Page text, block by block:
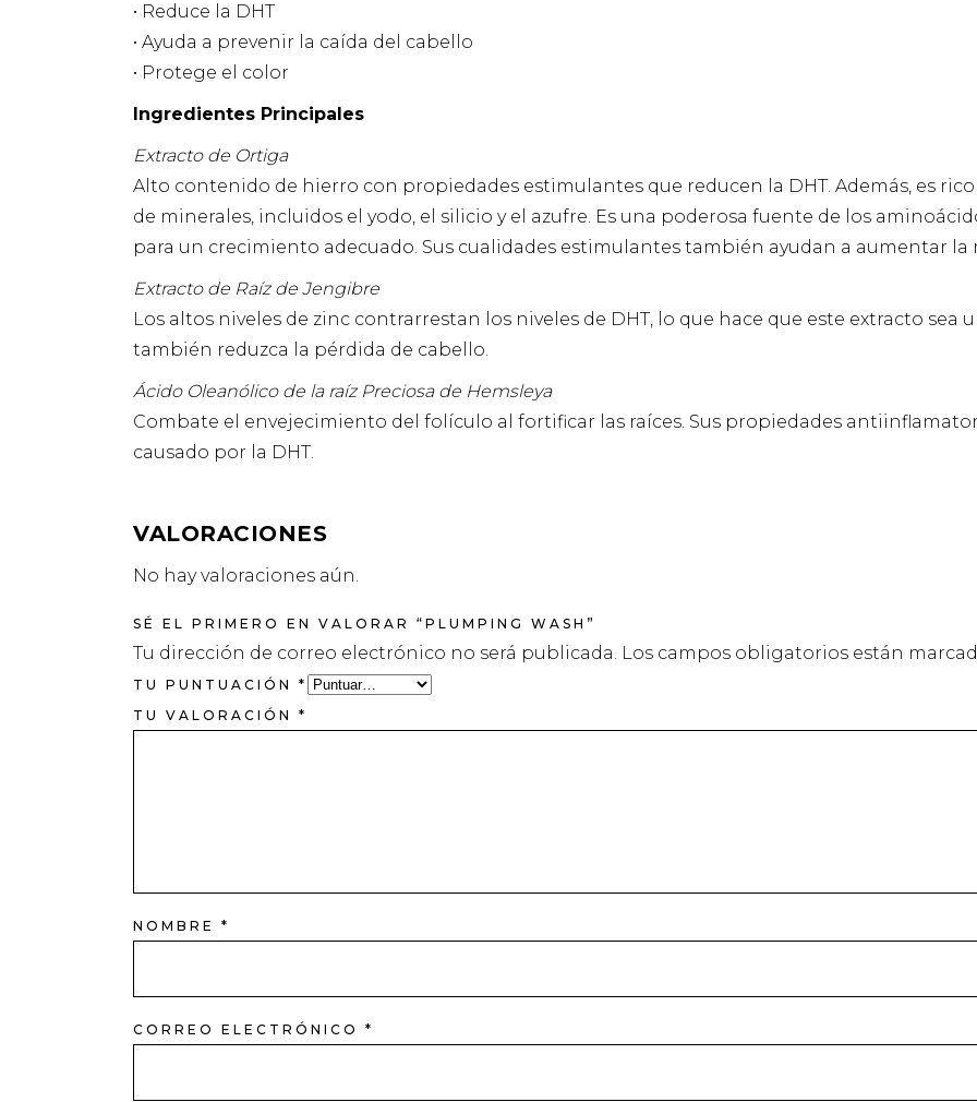
• Reduce la DHT
• Ayuda a prevenir la caída del cabello
• Protege el color
Ingredientes Principales
Extracto de Ortiga
Alto contenido de hierro con propiedades estimulantes que reducen la DHT. Además, es
de minerales, incluidos el yodo, el silicio y el azufre. Es una poderosa fuente de los
para un crecimiento adecuado. Sus cualidades estimulantes también ayudan a aumentar
Extracto de Raíz de Jengibre
Los altos niveles de zinc contrarrestan los niveles de DHT, lo que hace que este extracto sea
también reduzca la pérdida de cabello.
Ácido Oleanólico de la raíz Preciosa de Hemsleya
Combate el envejecimiento del folículo al fortificar las raíces. Sus propiedades
causado por la DHT.
VALORACIONES
No hay valoraciones aún.
SÉ EL PRIMERO EN VALORAR “PLUMPING WASH”
Tu dirección de correo electrónico no será publicada. Los campos obligatorios están
TU PUNTUACIÓN *
TU VALORACIÓN *
NOMBRE *
CORREO ELECTRÓNICO *